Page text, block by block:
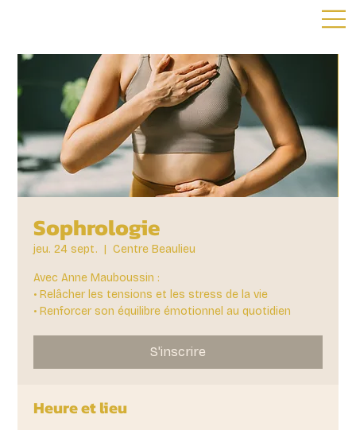
Sophrologie
jeu. 24 sept.
  |
Centre Beaulieu
Avec Anne Mauboussin :
• Relâcher les tensions et les stress de la vie
• Renforcer son équilibre émotionnel au quotidien
S'inscrire
Heure et lieu